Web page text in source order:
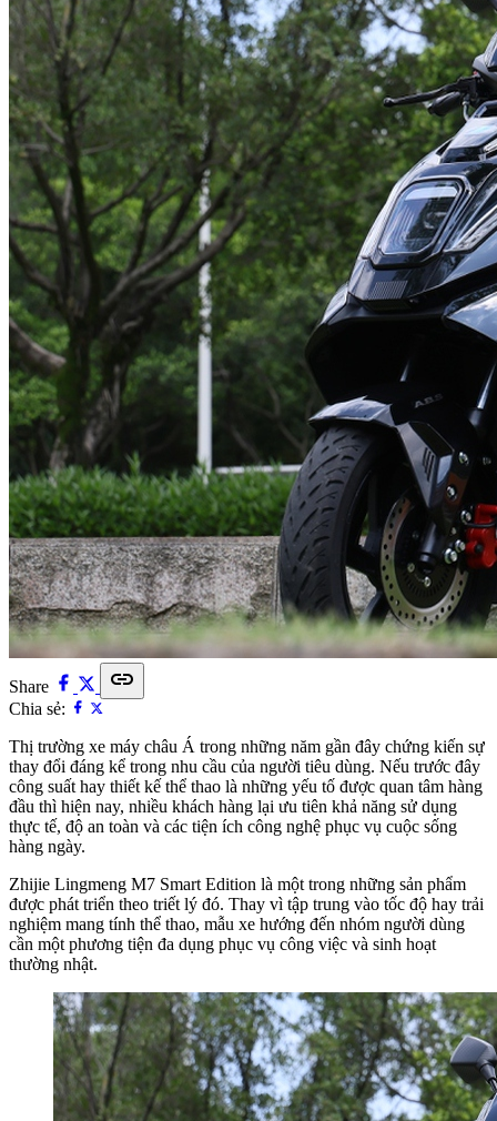
Share link
Chia sẻ:
Thị trường xe máy châu Á trong những năm gần đây chứng kiến sự
thay đổi đáng kể trong nhu cầu của người tiêu dùng. Nếu trước đây
công suất hay thiết kế thể thao là những yếu tố được quan tâm hàng
đầu thì hiện nay, nhiều khách hàng lại ưu tiên khả năng sử dụng
thực tế, độ an toàn và các tiện ích công nghệ phục vụ cuộc sống
hàng ngày.
Zhijie Lingmeng M7 Smart Edition là một trong những sản phẩm
được phát triển theo triết lý đó. Thay vì tập trung vào tốc độ hay trải
nghiệm mang tính thể thao, mẫu xe hướng đến nhóm người dùng
cần một phương tiện đa dụng phục vụ công việc và sinh hoạt
thường nhật.